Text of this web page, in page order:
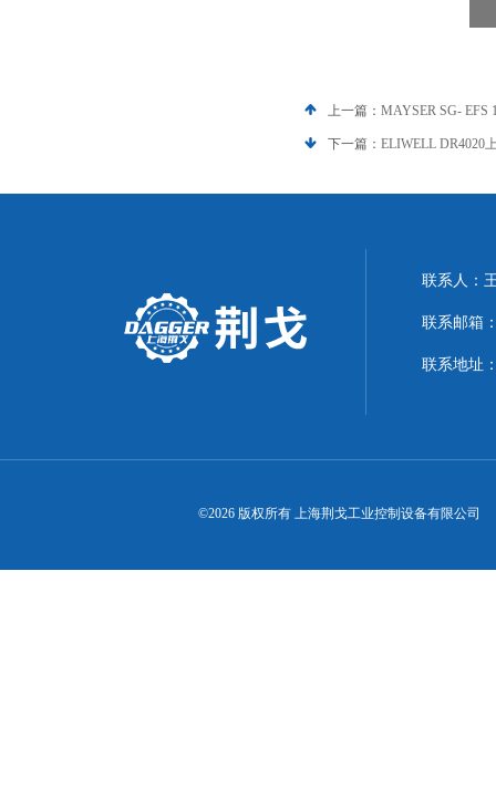
上一篇： MAYSER SG- EFS
下一篇： ELIWELL DR4020
联系人：
联系邮箱
联系地址
©2026 版权所有 上海荆戈工业控制设备有限公司